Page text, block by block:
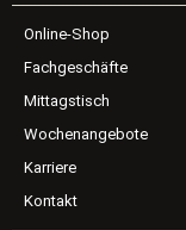
Online-Shop
Fachgeschäfte
Mittagstisch
Wochenangebote
Karriere
Kontakt